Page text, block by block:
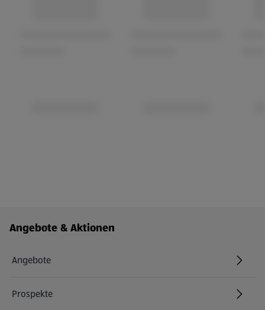
Fußzeilenmenü - weitere Links
Angebote & Aktionen
Angebote
Prospekte